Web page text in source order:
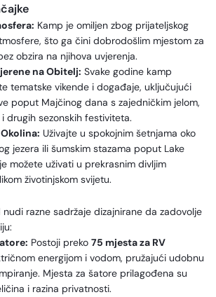
Kamp je omiljen zbog prijateljskog
što ga čini dobrodošlim mjestom za
obzira na njihova uvjerenja.
na Obitelj: Svake godine kamp
tematske vikende i događaje, uključujući
poput Majčinog dana s zajedničkim jelom,
drugih sezonskih festiviteta.
Uživajte u spokojnim šetnjama oko
jezera ili šumskim stazama poput Lake
možete uživati u prekrasnim divljim
životinjskom svijetu.
nudi razne sadržaje dizajnirane da zadovolje
Postoji preko 75 mjesta za RV
energijom i vodom, pružajući udobnu
Mjesta za šatore prilagođena su
i razina privatnosti.